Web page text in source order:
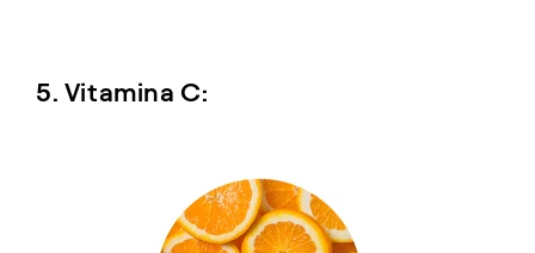
5. Vitamina C: